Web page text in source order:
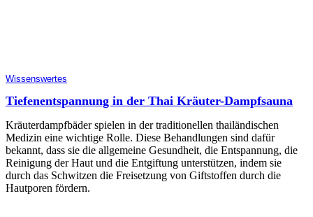
Wissenswertes
Tiefenentspannung in der Thai Kräuter-Dampfsauna
Kräuterdampfbäder spielen in der traditionellen thailändischen
Medizin eine wichtige Rolle. Diese Behandlungen sind dafür
bekannt, dass sie die allgemeine Gesundheit, die Entspannung, die
Reinigung der Haut und die Entgiftung unterstützen, indem sie
durch das Schwitzen die Freisetzung von Giftstoffen durch die
Hautporen fördern.